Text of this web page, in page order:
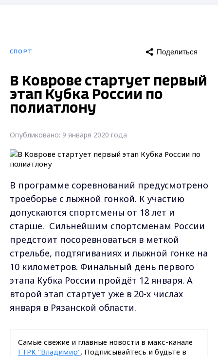
СПОРТ Поделиться
В Коврове стартует первый
этап Кубка России по
полиатлону
Опубликовано: 9 января 2020 года
В программе соревнований предусмотрено
троеборье с лыжной гонкой. К участию
допускаются спортсмены от 18 лет и
старше. Сильнейшим спортсменам России
предстоит посоревноваться в меткой
стрельбе, подтягиваниях и лыжной гонке на
10 километров. Финальный день первого
этапа Кубка России пройдёт 12 января. А
второй этап стартует уже в 20-х числах
января в Рязанской области.
Самые свежие и главные новости в макс-канале
ГТРК "Владимир". Подписывайтесь и будьте в